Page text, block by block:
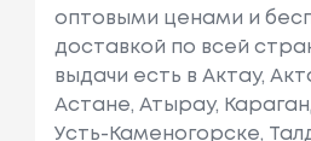
оптовыми ценами и
доставкой по всей
выдачи есть в Актау,
Астане, Атырау,
Усть-Каменогорске,